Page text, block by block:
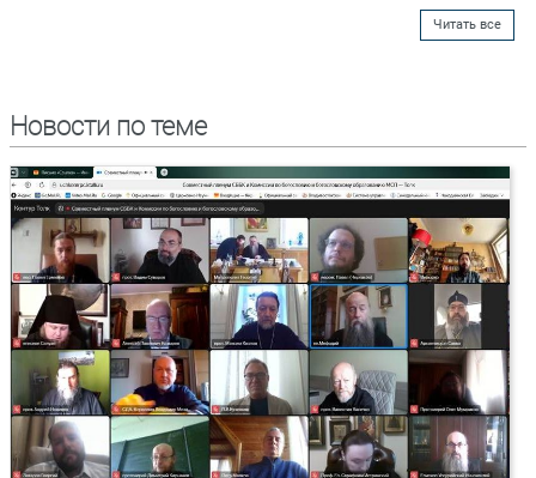
Читать все
Новости по теме